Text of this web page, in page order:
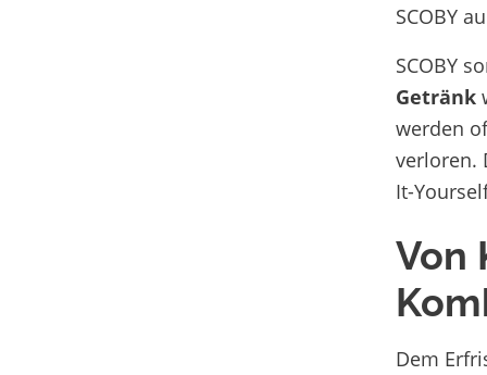
SCOBY
SCOBY
Getränk
werden
verloren.
It-
Von
Dem